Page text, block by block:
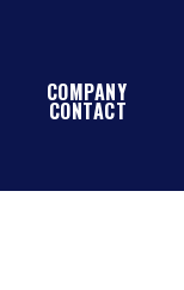
COMPANY
CONTACT